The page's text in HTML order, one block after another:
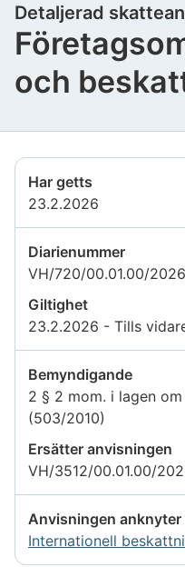
och
Detaljerad
Har getts
23.2.2026
Diarienummer
VH/720/00.01.00/2026
Giltighet
23.2.2026 - Tills
Bemyndigande
2 § 2 mom. i lagen
(503/2010)
Ersätter anvisningen
VH/3512/00.01.00/
Anvisningen
Internationell